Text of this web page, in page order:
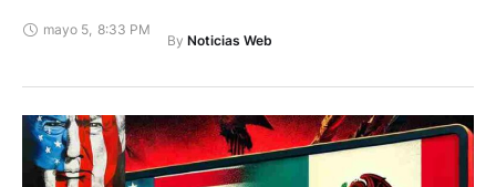
mayo 5, 8:33 PM
By Noticias Web